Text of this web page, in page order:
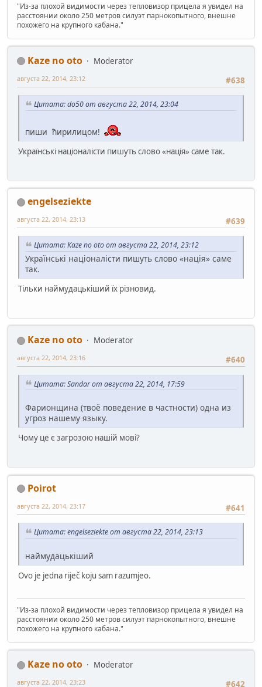
"Из-за плохой видимости через тепловизор прицела я увидел на
расстоянии около 250 метров силуэт парнокопытного, внешне
похожего на крупного кабана."
Kaze no oto
Moderator
#638
августа 22, 2014, 23:12
Цитата: do50 от августа 22, 2014, 23:04
пиши ћирилицом!
Українські націоналісти пишуть слово «нація» саме так.
engelseziekte
#639
августа 22, 2014, 23:13
Цитата: Kaze no oto от августа 22, 2014, 23:12
Українські націоналісти пишуть слово «нація» саме
так.
Тільки наймудацькіший їх різновид.
Kaze no oto
Moderator
#640
августа 22, 2014, 23:16
Цитата: Sandar от августа 22, 2014, 17:59
Фарионщина (твоё поведение в частности) одна из
угроз нашему языку.
Чому це є загрозою нашій мові?
Poirot
#641
августа 22, 2014, 23:17
Цитата: engelseziekte от августа 22, 2014, 23:13
наймудацькіший
Ovo je jedna riječ koju sam razumjeo.
"Из-за плохой видимости через тепловизор прицела я увидел на
расстоянии около 250 метров силуэт парнокопытного, внешне
похожего на крупного кабана."
Kaze no oto
Moderator
#642
августа 22, 2014, 23:23